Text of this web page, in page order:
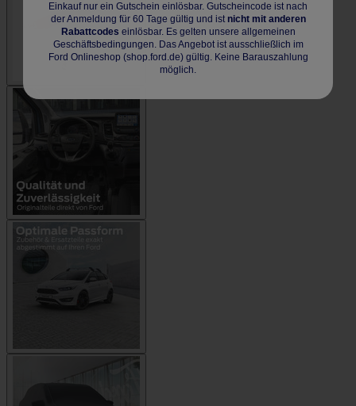
Einkauf nur ein Gutschein einlösbar. Gutscheincode ist nach
der Anmeldung für 60 Tage gültig und ist nicht mit anderen
Rabattcodes einlösbar. Es gelten unsere allgemeinen
Geschäftsbedingungen. Das Angebot ist ausschließlich im
Ford Onlineshop (shop.ford.de) gültig. Keine Barauszahlung
möglich.